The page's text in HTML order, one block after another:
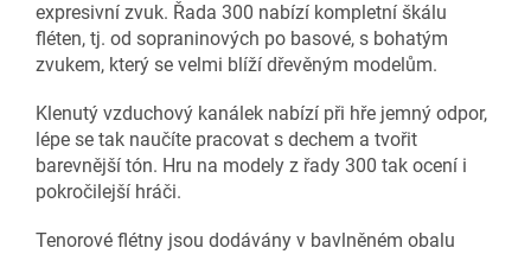
expresivní zvuk. Řada 300 nabízí kompletní škálu
fléten, tj. od sopraninových po basové, s bohatým
zvukem, který se velmi blíží dřevěným modelům.
Klenutý vzduchový kanálek nabízí při hře jemný odpor,
lépe se tak naučíte pracovat s dechem a tvořit
barevnější tón. Hru na modely z řady 300 tak ocení i
pokročilejší hráči.
Tenorové flétny jsou dodávány v bavlněném obalu